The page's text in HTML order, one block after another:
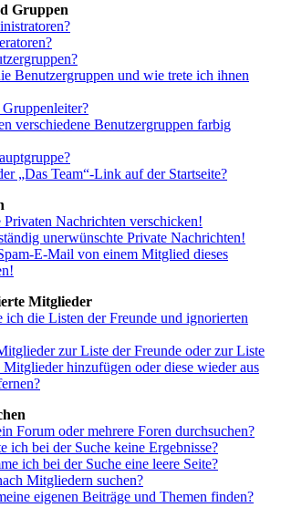
Gruppen
Benutzergruppen und wie trete ich ihnen
verschiedene Benutzergruppen farbig
„Das Team“-Link auf der Startseite?
Nachrichten verschicken!
unerwünschte Private Nachrichten!
E-Mail von einem Mitglied dieses
Mitglieder
ich die Listen der Freunde und ignorierten
zur Liste der Freunde oder zur Liste
hinzufügen oder diese wieder aus
Forum oder mehrere Foren durchsuchen?
ich bei der Suche keine Ergebnisse?
ich bei der Suche eine leere Seite?
Mitgliedern suchen?
eigenen Beiträge und Themen finden?